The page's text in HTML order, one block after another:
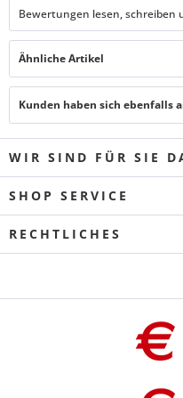
Bewertungen lesen, schreiben
Ähnliche Artikel
Kunden haben sich ebenfalls
WIR SIND FÜR SIE
SHOP SERVICE
RECHTLICHES